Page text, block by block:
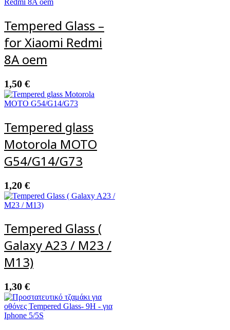
Tempered Glass –
for Xiaomi Redmi
8A oem
1,50 €
Tempered glass
Motorola MOTO
G54/G14/G73
1,20 €
Tempered Glass (
Galaxy A23 / M23 /
M13)
1,30 €